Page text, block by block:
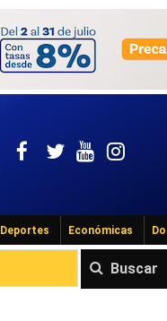
Deportes Económicas
Buscar